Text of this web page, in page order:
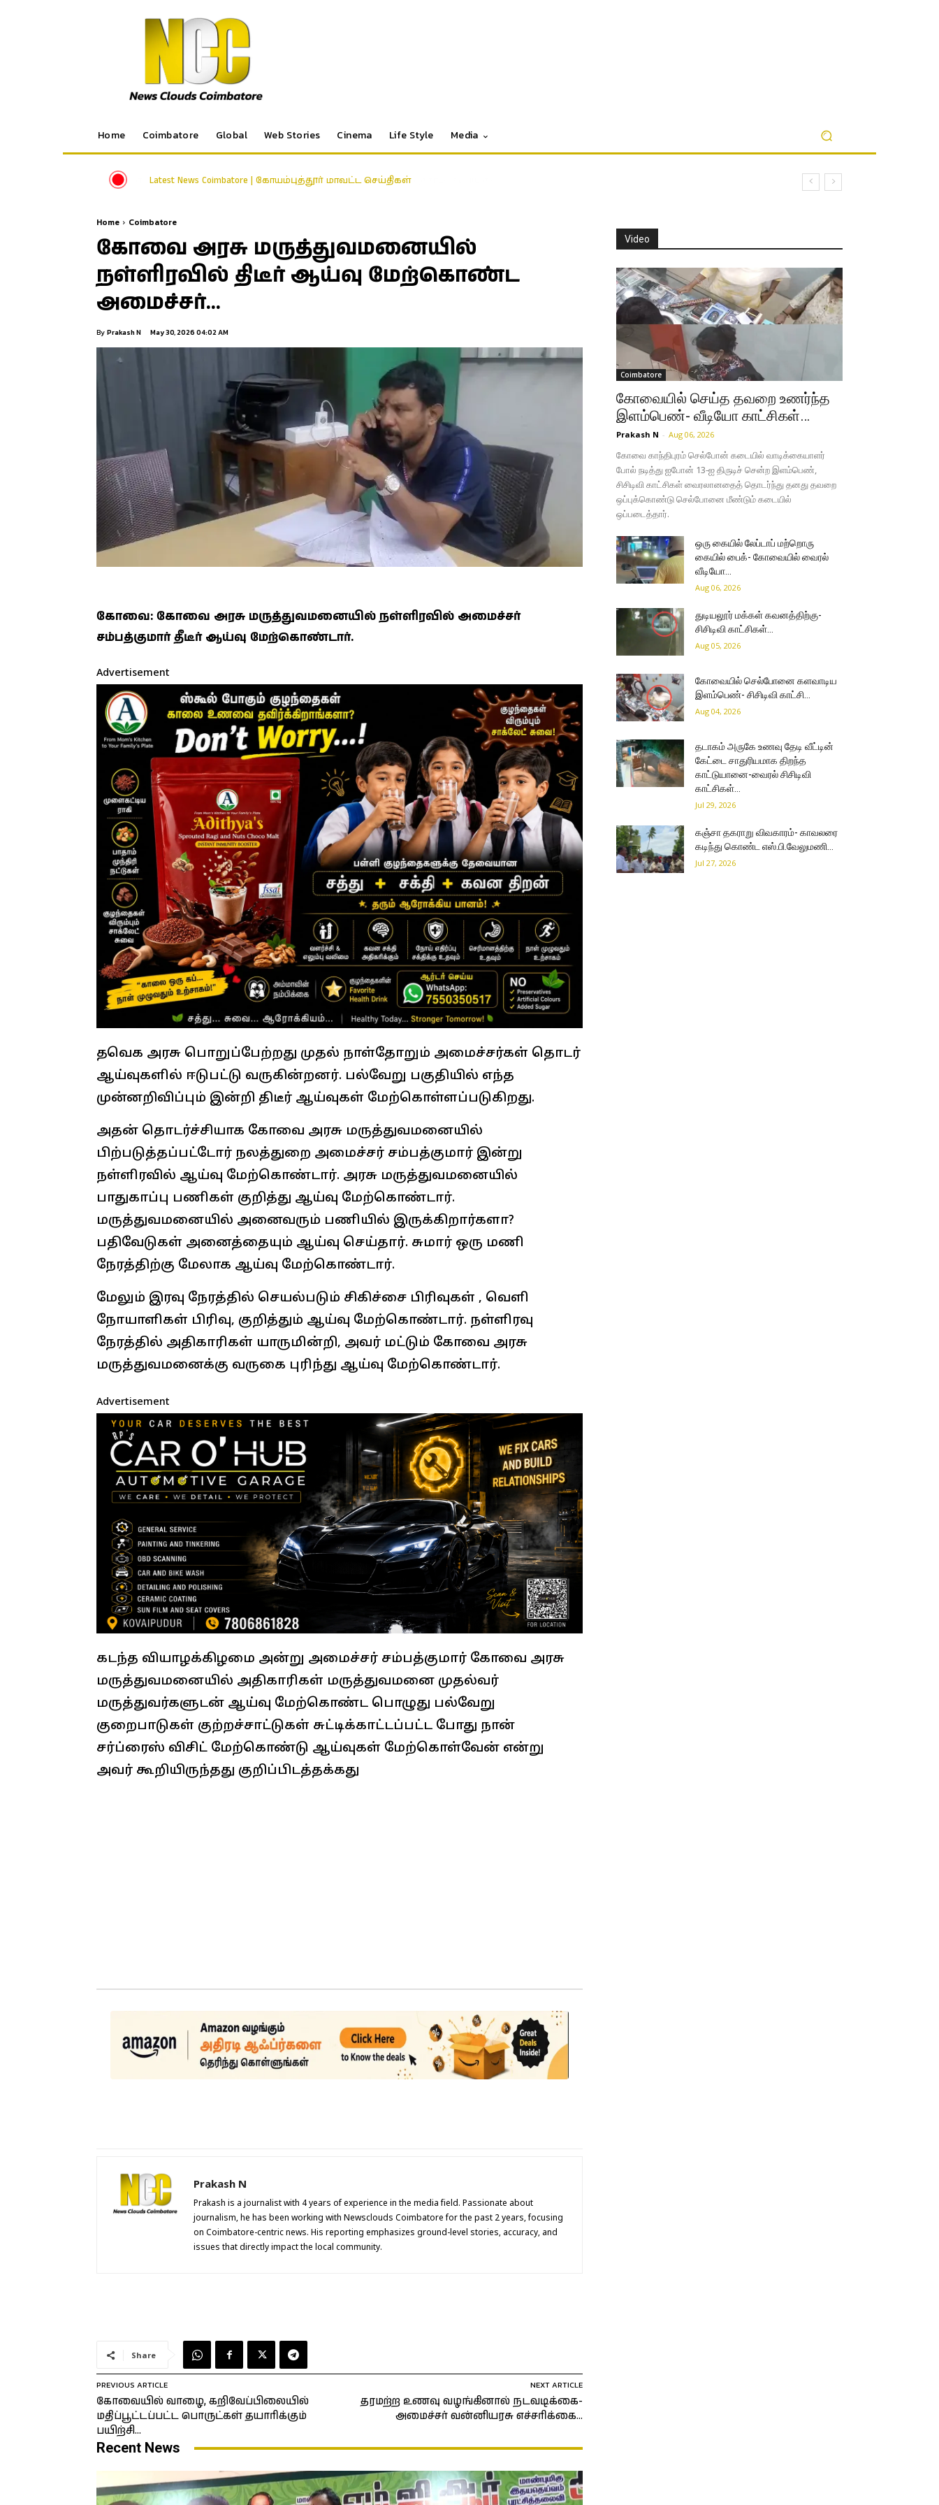
Home Coimbatore Global Web Stories Cinema Life Style Media
Latest News Coimbatore | கோயம்புத்தூர் மாவட்ட செய்திகள்
Home Coimbatore
கோவை அரசு மருத்துவமனையில்
நள்ளிரவில் திடீர் ஆய்வு மேற்கொண்ட
அமைச்சர்…
By Prakash N May 30, 2026 04:02 AM
கோவை: கோவை அரசு மருத்துவமனையில் நள்ளிரவில் அமைச்சர்
சம்பத்குமார் தீடீர் ஆய்வு மேற்கொண்டார்.
Advertisement
தவெக அரசு பொறுப்பேற்றது முதல் நாள்தோறும் அமைச்சர்கள் தொடர்
ஆய்வுகளில் ஈடுபட்டு வருகின்றனர். பல்வேறு பகுதியில் எந்த
முன்னறிவிப்பும் இன்றி திடீர் ஆய்வுகள் மேற்கொள்ளப்படுகிறது.
அதன் தொடர்ச்சியாக கோவை அரசு மருத்துவமனையில்
பிற்படுத்தப்பட்டோர் நலத்துறை அமைச்சர் சம்பத்குமார் இன்று
நள்ளிரவில் ஆய்வு மேற்கொண்டார். அரசு மருத்துவமனையில்
பாதுகாப்பு பணிகள் குறித்து ஆய்வு மேற்கொண்டார்.
மருத்துவமனையில் அனைவரும் பணியில் இருக்கிறார்களா?
பதிவேடுகள் அனைத்தையும் ஆய்வு செய்தார். சுமார் ஒரு மணி
நேரத்திற்கு மேலாக ஆய்வு மேற்கொண்டார்.
மேலும் இரவு நேரத்தில் செயல்படும் சிகிச்சை பிரிவுகள் , வெளி
நோயாளிகள் பிரிவு, குறித்தும் ஆய்வு மேற்கொண்டார். நள்ளிரவு
நேரத்தில் அதிகாரிகள் யாருமின்றி, அவர் மட்டும் கோவை அரசு
மருத்துவமனைக்கு வருகை புரிந்து ஆய்வு மேற்கொண்டார்.
Advertisement
கடந்த வியாழக்கிழமை அன்று அமைச்சர் சம்பத்குமார் கோவை அரசு
மருத்துவமனையில் அதிகாரிகள் மருத்துவமனை முதல்வர்
மருத்துவர்களுடன் ஆய்வு மேற்கொண்ட பொழுது பல்வேறு
குறைபாடுகள் குற்றச்சாட்டுகள் சுட்டிக்காட்டப்பட்ட போது நான்
சர்ப்ரைஸ் விசிட் மேற்கொண்டு ஆய்வுகள் மேற்கொள்வேன் என்று
அவர் கூறியிருந்தது குறிப்பிடத்தக்கது
Prakash N
Prakash is a journalist with 4 years of experience in the media field. Passionate about
journalism, he has been working with Newsclouds Coimbatore for the past 2 years, focusing
on Coimbatore-centric news. His reporting emphasizes ground-level stories, accuracy, and
issues that directly impact the local community.
Share
PREVIOUS ARTICLE
கோவையில் வாழை, கறிவேப்பிலையில்
மதிப்பூட்டப்பட்ட பொருட்கள் தயாரிக்கும்
பயிற்சி…
NEXT ARTICLE
தரமற்ற உணவு வழங்கினால் நடவடிக்கை-
அமைச்சர் வன்னியரசு எச்சரிக்கை…
Recent News
Video
Coimbatore
கோவையில் செய்த தவறை உணர்ந்த
இளம்பெண்- வீடியோ காட்சிகள்…
Prakash N - Aug 06, 2026
கோவை காந்திபுரம் செல்போன் கடையில் வாடிக்கையாளர்
போல் நடித்து ஐபோன் 13-ஐ திருடிச் சென்ற இளம்பெண்,
சிசிடிவி காட்சிகள் வைரலானதைத் தொடர்ந்து தனது தவறை
ஒப்புக்கொண்டு செல்போனை மீண்டும் கடையில்
ஒப்படைத்தார்.
ஒரு கையில் லேப்டாப் மற்றொரு
கையில் பைக்- கோவையில் வைரல்
வீடியோ…
Aug 06, 2026
துடியலூர் மக்கள் கவனத்திற்கு-
சிசிடிவி காட்சிகள்…
Aug 05, 2026
கோவையில் செல்போனை களவாடிய
இளம்பெண்- சிசிடிவி காட்சி…
Aug 04, 2026
தடாகம் அருகே உணவு தேடி வீட்டின்
கேட்டை சாதுரியமாக திறந்த
காட்டுயானை-வைரல் சிசிடிவி
காட்சிகள்…
Jul 29, 2026
கஞ்சா தகராறு விவகாரம்- காவலரை
கடிந்து கொண்ட எஸ்.பி.வேலுமணி…
Jul 27, 2026